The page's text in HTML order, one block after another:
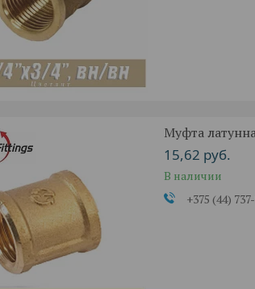
Муфта
15,62 руб.
В наличии
+375 (44)